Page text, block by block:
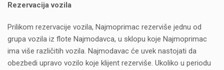
Rezervacija vozila
Prilikom rezervacije vozila, Najmoprimac rezerviše jednu od
grupa vozila iz flote Najmodavca, u sklopu koje Najmoprimac
ima više različitih vozila. Najmodavac će uvek nastojati da
obezbedi upravo vozilo koje klijent rezerviše. Ukoliko u periodu